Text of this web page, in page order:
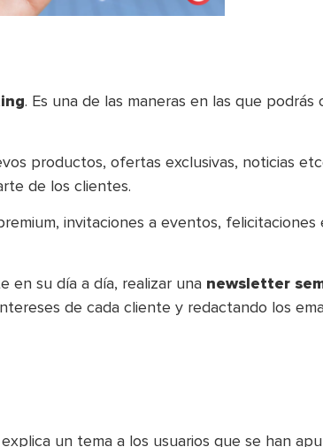
. Es una de las maneras en las que
productos, ofertas exclusivas, noticias
de los clientes.
invitaciones a eventos, felicitaciones
su día a día, realizar una newsletter
de cada cliente y redactando los
un tema a los usuarios que se han